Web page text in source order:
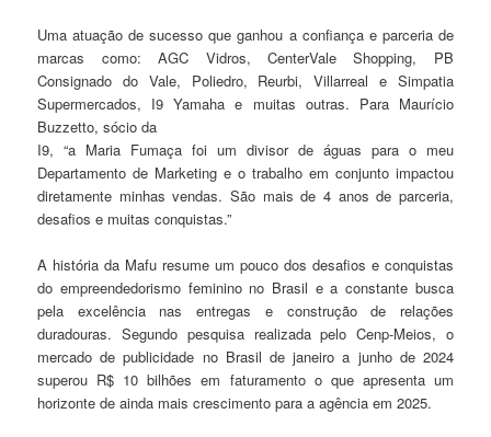
Uma atuação de sucesso que ganhou a confiança e parceria de
marcas como: AGC Vidros, CenterVale Shopping, PB
Consignado do Vale, Poliedro, Reurbi, Villarreal e Simpatia
Supermercados, I9 Yamaha e muitas outras. Para Maurício
Buzzetto, sócio da
I9, “a Maria Fumaça foi um divisor de águas para o meu
Departamento de Marketing e o trabalho em conjunto impactou
diretamente minhas vendas. São mais de 4 anos de parceria,
desafios e muitas conquistas.”
A história da Mafu resume um pouco dos desafios e conquistas
do empreendedorismo feminino no Brasil e a constante busca
pela excelência nas entregas e construção de relações
duradouras. Segundo pesquisa realizada pelo Cenp-Meios, o
mercado de publicidade no Brasil de janeiro a junho de 2024
superou R$ 10 bilhões em faturamento o que apresenta um
horizonte de ainda mais crescimento para a agência em 2025.